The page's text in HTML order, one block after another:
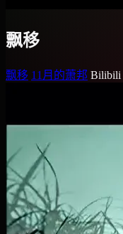
飘移
飘移 11月的萧邦 Bilibili